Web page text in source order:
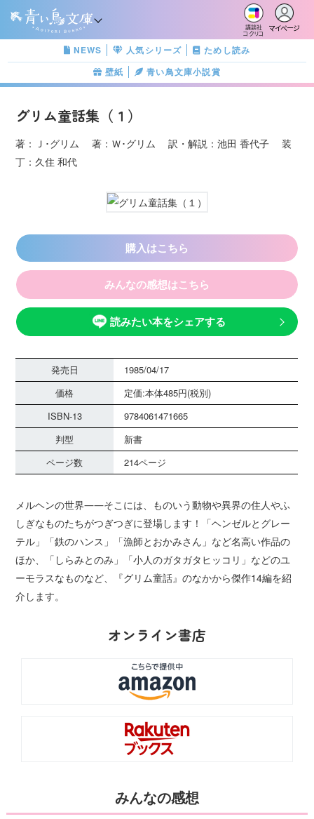
講談社
コクリコ
マイページ
NEWS 人気シリーズ
ためし読み
壁紙
青い鳥文庫小説賞
グリム童話集（１）
著：Ｊ･グリム 著：Ｗ･グリム 訳・解説：池田 香代子 装
丁：久住 和代
購入はこちら
みんなの感想はこちら
読みたい本をシェアする
発売日
1985/04/17
価格
定価:本体485円(税別)
ISBN-13
9784061471665
判型
新書
ページ数
214ページ
メルヘンの世界――そこには、ものいう動物や異界の住人やふ
しぎなものたちがつぎつぎに登場します！「ヘンゼルとグレー
テル」「鉄のハンス」「漁師とおかみさん」など名高い作品の
ほか、「しらみとのみ」「小人のガタガタヒッコリ」などのユ
ーモラスなものなど、『グリム童話』のなかから傑作14編を紹
介します。
オンライン書店
みんなの感想